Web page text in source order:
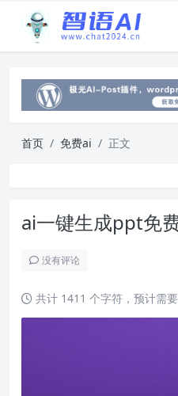
首页 免费ai 正文
ai一键生成ppt免
没有评论
共计 1411 个字符，预计需